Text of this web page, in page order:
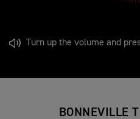
Turn up the volume and
BONNEVILLE